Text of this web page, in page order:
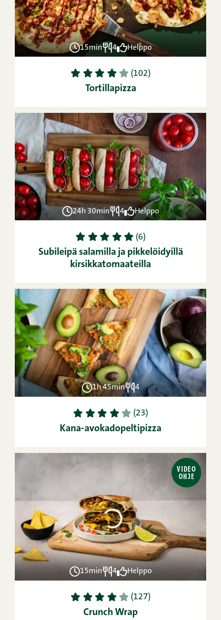
15min 4 Helppo
1 2 3 4 5 (102)
Tortillapizza
24h 30min 4 Helppo
1 2 3 4 5 (6)
Subileipä salamilla ja pikkelöidyillä
kirsikkatomaateilla
1h 45min 4
1 2 3 4 5 (23)
Kana-avokadopeltipizza
VIDEO
OHJE
15min 4 Helppo
1 2 3 4 5 (127)
Crunch Wrap